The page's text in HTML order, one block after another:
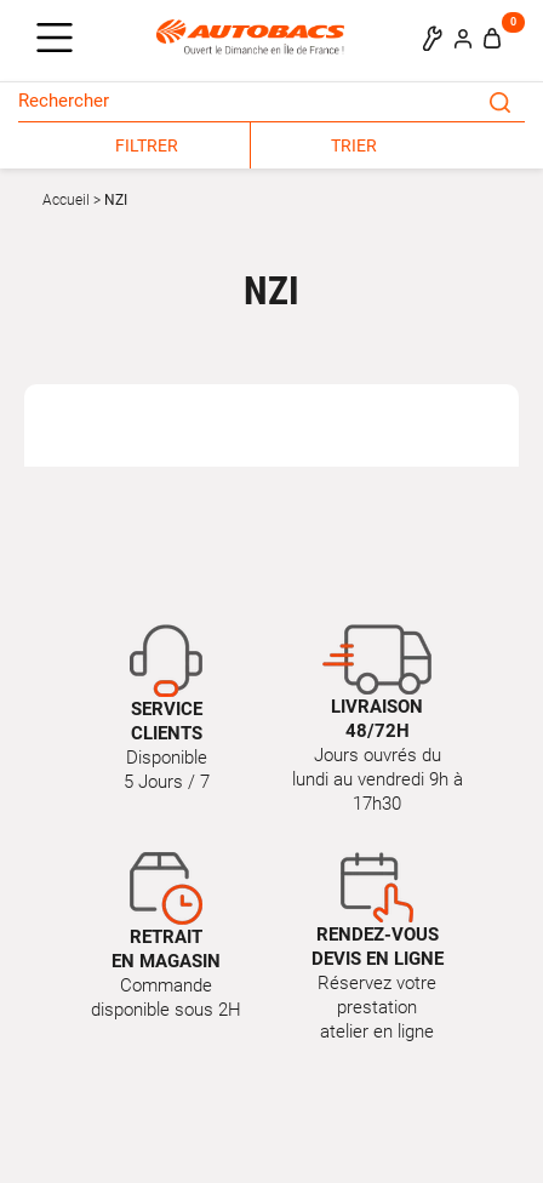
0
FILTRER TRIER
Accueil NZI
NZI
SERVICE
CLIENTS
Disponible
5 Jours / 7
LIVRAISON
48/72H
Jours ouvrés du
lundi au vendredi 9h à
17h30
RETRAIT
EN MAGASIN
Commande
disponible sous 2H
RENDEZ-VOUS
DEVIS EN LIGNE
Réservez votre
prestation
atelier en ligne